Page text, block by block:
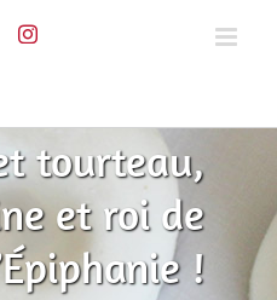
tourteau,
et roi de
!